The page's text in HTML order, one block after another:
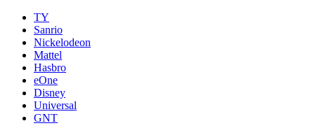
TY
Sanrio
Nickelodeon
Mattel
Hasbro
eOne
Disney
Universal
GNT